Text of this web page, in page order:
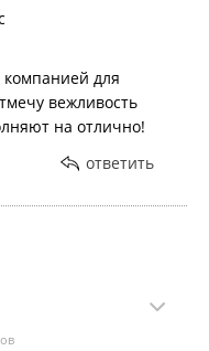
для
вежливость
на отлично!
ответить